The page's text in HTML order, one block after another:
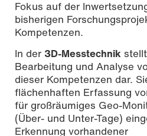
Fokus auf der
bisherigen
Kompetenzen.
In der 3D-Messtechnik
Bearbeitung und Analyse
dieser Kompetenzen dar.
flächenhaften Erfassung
für großräumiges Geo-
(Über- und Unter-Tage)
Erkennung vorhandener